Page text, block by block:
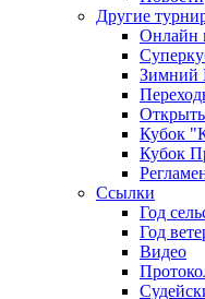
Другие
Онлайн
Зимний
Кубок
Кубок
Ссылки
Год
Год
Видео